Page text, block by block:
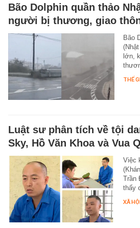
Bão Dolphin quần thảo
người bị thương, giao
Bão
lớn,
THẾ
Luật sư phân tích về tội
Sky, Hồ Văn Khoa và Vua
Việc
Trần
thấy
XÃ